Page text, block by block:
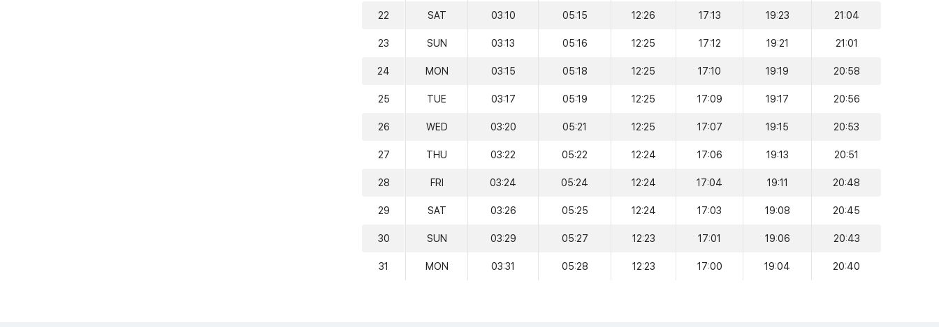
22 SAT 03:10 05:15 12:26 17:13 19:23 21:04
23 SUN 03:13 05:16 12:25 17:12 19:21 21:01
24 MON 03:15 05:18 12:25 17:10 19:19 20:58
25 TUE 03:17 05:19 12:25 17:09 19:17 20:56
26 WED 03:20 05:21 12:25 17:07 19:15 20:53
27 THU 03:22 05:22 12:24 17:06 19:13 20:51
28 FRI 03:24 05:24 12:24 17:04 19:11 20:48
29 SAT 03:26 05:25 12:24 17:03 19:08 20:45
30 SUN 03:29 05:27 12:23 17:01 19:06 20:43
31 MON 03:31 05:28 12:23 17:00 19:04 20:40